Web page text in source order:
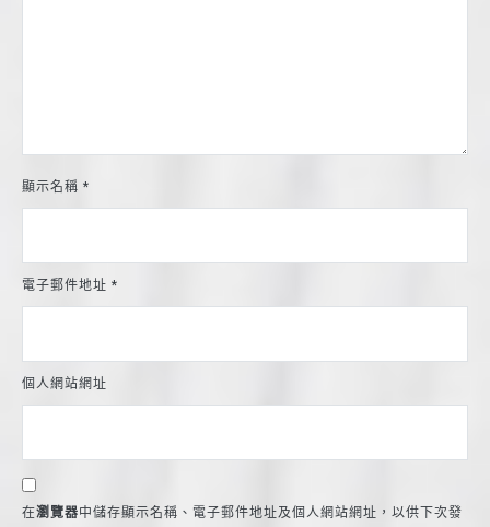
顯示名稱 *
電子郵件地址 *
個人網站網址
在瀏覽器中儲存顯示名稱、電子郵件地址及個人網站網址，以供下次發